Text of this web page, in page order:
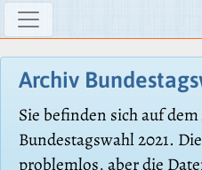
Archiv
Sie befinden sich auf
Bundestagswahl 2021.
problemlos, aber die